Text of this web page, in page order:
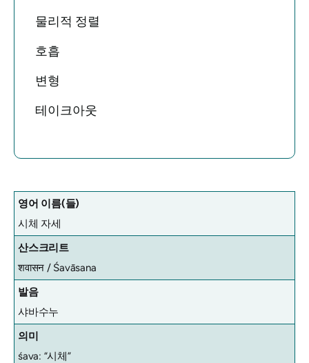
물리적 정렬
호흡
변형
테이크아웃
영어 이름(들)
시체 자세
산스크리트
शवासन / Śavāsana
발음
샤바수누
의미
śava: “시체”